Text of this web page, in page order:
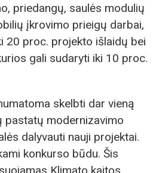
priedangų, saulės modulių
įkrovimo prieigų darbai,
20 proc. projekto išlaidų bei
gali sudaryti iki 10 proc.
skelbti dar vieną
pastatų modernizavimo
dalyvauti nauji projektai.
konkurso būdu. Šis
Klimato kaitos